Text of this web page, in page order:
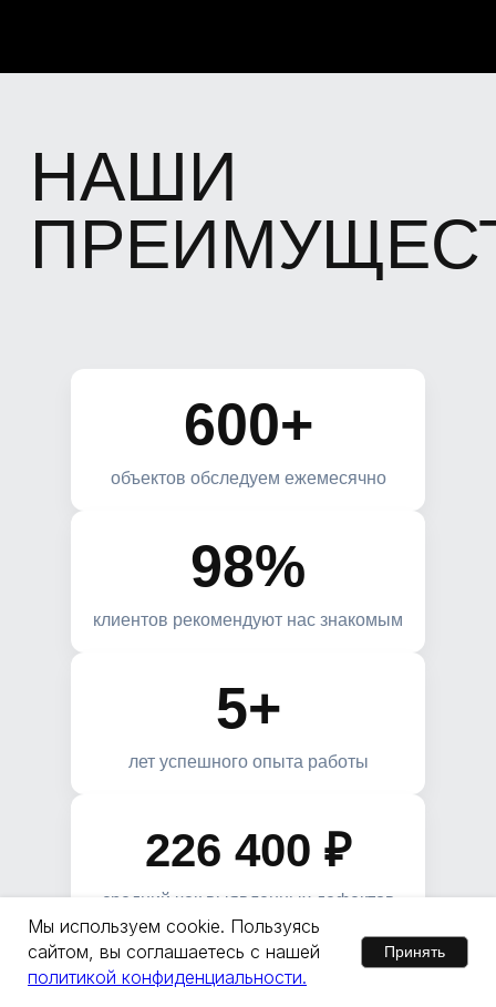
Мы используем cookie. Пользуясь
сайтом, вы соглашаетесь с нашей
политикой конфиденциальности.
Принять
600+
объектов обследуем ежемесячно
98%
клиентов рекомендуют нас знакомым
5+
лет успешного опыта работы
226 400 ₽
средний чек выявленных дефектов
Юридическая